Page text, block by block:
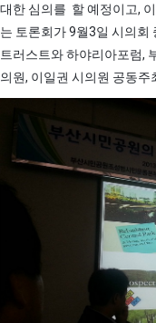
대한 심의를 할 예정이고,
는 토론회가 9월3일 시의회
트러스트와 하야리아포럼,
의원, 이일권 시의원 공동주